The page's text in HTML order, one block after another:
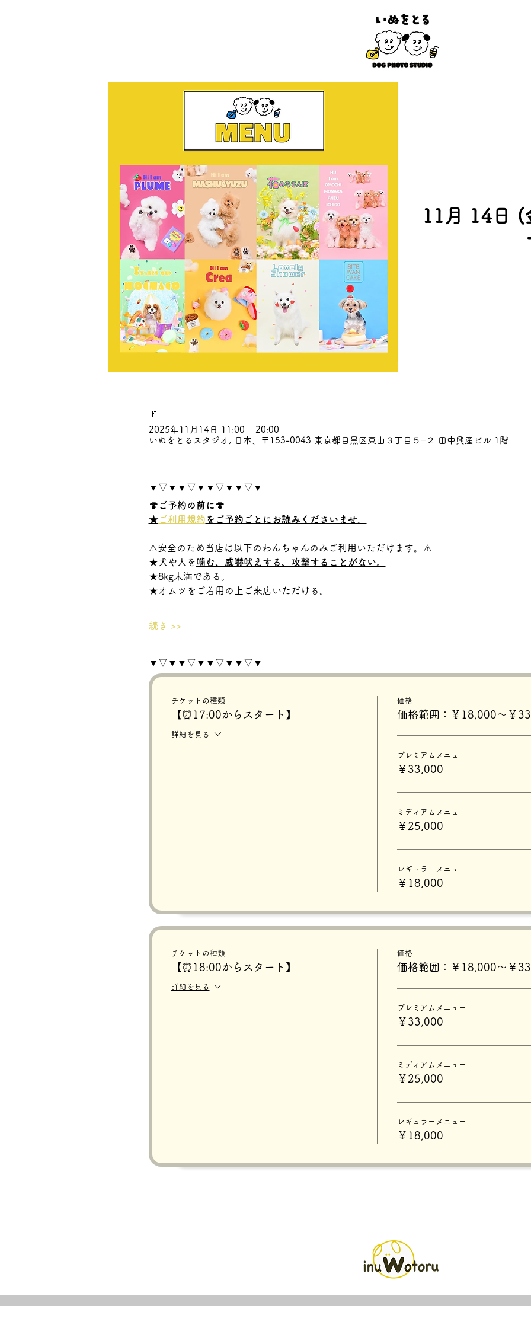
11月 14日 (
🚩
2025年11月14日 11:00 – 20:00
いぬをとるスタジオ, 日本、〒153-0043 東京都目黒区東山３丁目５−２ 田中興産ビル 1階
▼▽▼▼▽▼▼▽▼▼▽▼
🍄ご予約の前に🍄
★ご利用規約 をご予約ごとにお読みくださいませ。
⚠️安全のため当店は以下のわんちゃんのみご利用いただけます。⚠️
★犬や人を噛む、威嚇吠えする、攻撃することがない。
★8kg未満である。
★オムツをご着用の上ご来店いただける。
続き >>
▼▽▼▼▽▼▼▽▼▼▽▼
チケットの種類
【⏰17:00からスタート】
詳細を見る
価格
価格範囲：￥18,000〜￥
プレミアムメニュー
￥33,000
ミディアムメニュー
￥25,000
レギュラーメニュー
￥18,000
チケットの種類
【⏰18:00からスタート】
詳細を見る
価格
価格範囲：￥18,000〜￥
プレミアムメニュー
￥33,000
ミディアムメニュー
￥25,000
レギュラーメニュー
￥18,000